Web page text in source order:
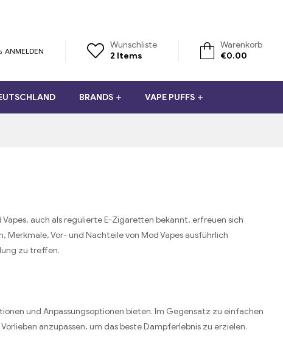
ANMELDEN
Wunschliste
2 Items
Warenkorb
€0.00
BRANDS VAPE PUFFS
auch als regulierte E-Zigaretten bekannt, erfreuen sich
Vor- und Nachteile von Mod Vapes ausführlich
zu treffen.
und Anpassungsoptionen bieten. Im Gegensatz zu einfachen
anzupassen, um das beste Dampferlebnis zu erzielen.